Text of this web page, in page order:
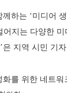
하는 ‘미디어
어지는 다양한
은 지역 시민 기
를 위한 네트